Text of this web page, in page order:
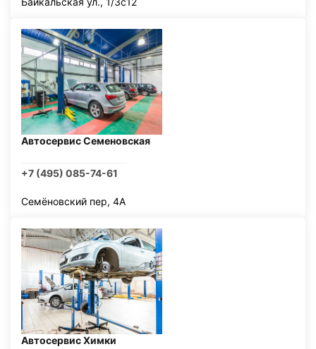
Автосервис Семеновская
+7 (495) 085-74-61
Семёновский пер, 4А
Автосервис Химки